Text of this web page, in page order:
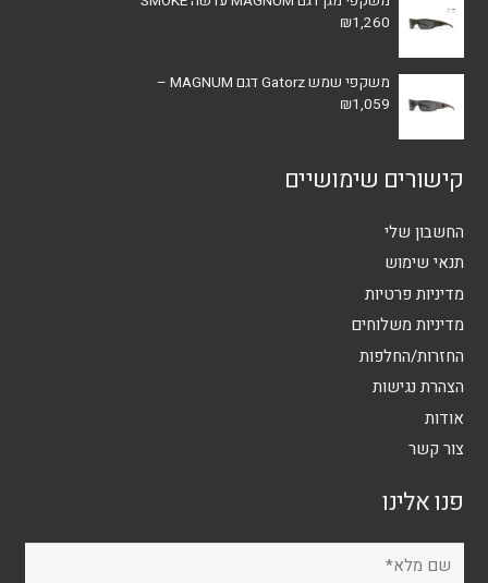
₪1,260
משקפי שמש Gatorz דגם MAGNUM –
₪1,059
קישורים שימושיים
החשבון שלי
תנאי שימוש
מדיניות פרטיות
מדיניות משלוחים
החזרות/החלפות
הצהרת נגישות
אודות
צור קשר
פנו אלינו